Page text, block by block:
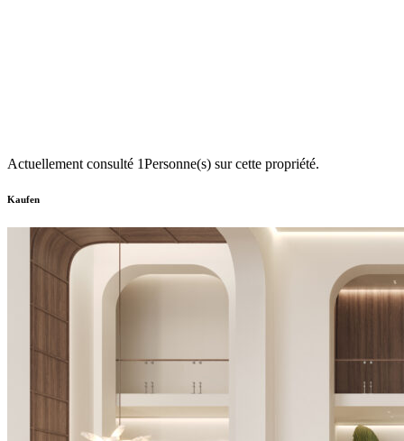
Actuellement consulté 1Personne(s) sur cette propriété.
Kaufen